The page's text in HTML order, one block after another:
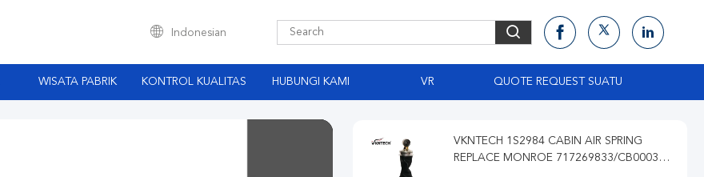
Indonesian
WISATA PABRIK KONTROL KUALITAS HUBUNGI KAMI VR QUOTE REQUEST SUATU
VKNTECH 1S2984 CABIN AIR SPRING
REPLACE MONROE 717269833/CB0003